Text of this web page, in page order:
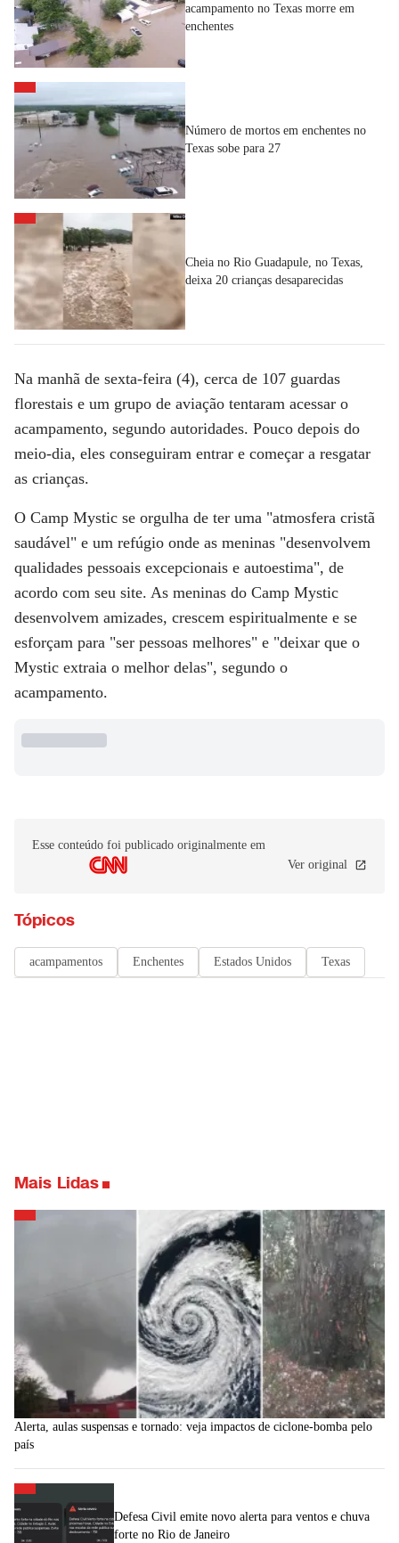
acampamento no Texas morre em
enchentes
Número de mortos em enchentes no
Texas sobe para 27
Cheia no Rio Guadapule, no Texas,
deixa 20 crianças desaparecidas
Na manhã de sexta-feira (4), cerca de 107 guardas
florestais e um grupo de aviação tentaram acessar o
acampamento, segundo autoridades. Pouco depois do
meio-dia, eles conseguiram entrar e começar a resgatar
as crianças.
O Camp Mystic se orgulha de ter uma "atmosfera cristã
saudável" e um refúgio onde as meninas "desenvolvem
qualidades pessoais excepcionais e autoestima", de
acordo com seu site. As meninas do Camp Mystic
desenvolvem amizades, crescem espiritualmente e se
esforçam para "ser pessoas melhores" e "deixar que o
Mystic extraia o melhor delas", segundo o
acampamento.
Esse conteúdo foi publicado originalmente em
Ver original
Tópicos
acampamentos Enchentes Estados Unidos Texas
Mais Lidas
Alerta, aulas suspensas e tornado: veja impactos de ciclone-bomba pelo
país
Defesa Civil emite novo alerta para ventos e chuva
forte no Rio de Janeiro